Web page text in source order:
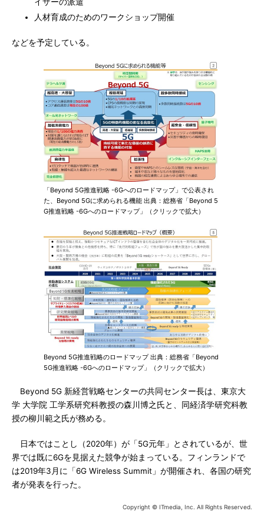
人材育成のためのワークショップ開催
などを予定している。
「Beyond 5G推進戦略 -6Gへのロードマップ」で公表され
た、Beyond 5Gに求められる機能 出典：総務省「Beyond 5
G推進戦略 -6Gへのロードマップ」（クリックで拡大）
Beyond 5G推進戦略のロードマップ 出典：総務省「Beyond
5G推進戦略 -6Gへのロードマップ」（クリックで拡大）
Beyond 5G 新経営戦略センターの共同センター長は、東京大
学 大学院 工学系研究科教授の森川博之氏と、同経済学研究科教
授の柳川範之氏が務める。
日本ではことし（2020年）が「5G元年」とされているが、世
界では既に6Gを見据えた競争が始まっている。フィンランドで
は2019年3月に「6G Wireless Summit」が開催され、各国の研究
者が発表を行った。
Copyright © ITmedia, Inc. All Rights Reserved.